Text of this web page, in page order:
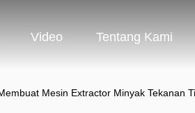
Video Tentang Kami
Mesin Extractor Minyak Tekanan